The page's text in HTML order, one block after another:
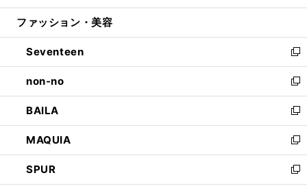
開
ウ
開
く
ン
ウ
で
開
く
ウ
ン
ド
ウ
で
開
く
ファッション・美容
Seventeen
新
し
い
ウ
ィ
ン
ド
ウ
で
non-no
新
し
い
ウ
ィ
ン
ド
BAILA
新
し
い
ウ
ィ
MAQUIA
新
し
い
SPUR
新